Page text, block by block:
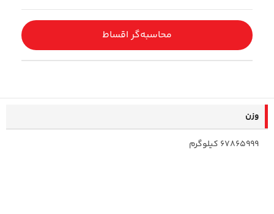
محاسبه‌گر اقساط
وزن
67865999 کیلوگرم